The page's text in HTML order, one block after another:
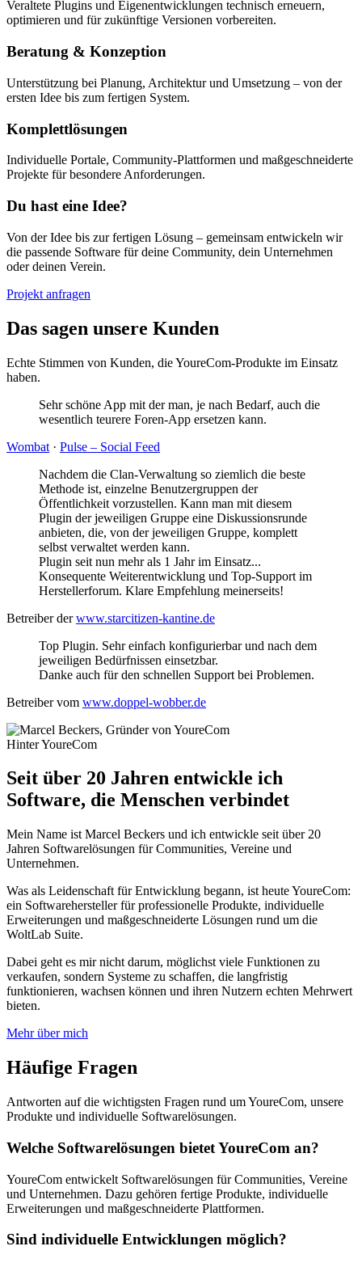
Veraltete Plugins und Eigenentwicklungen technisch erneuern,
optimieren und für zukünftige Versionen vorbereiten.
Beratung & Konzeption
Unterstützung bei Planung, Architektur und Umsetzung – von der
ersten Idee bis zum fertigen System.
Komplettlösungen
Individuelle Portale, Community-Plattformen und maßgeschneiderte
Projekte für besondere Anforderungen.
Du hast eine Idee?
Von der Idee bis zur fertigen Lösung – gemeinsam entwickeln wir
die passende Software für deine Community, dein Unternehmen
oder deinen Verein.
Projekt anfragen
Das sagen unsere Kunden
Echte Stimmen von Kunden, die YoureCom-Produkte im Einsatz
haben.
Sehr schöne App mit der man, je nach Bedarf, auch die
wesentlich teurere Foren-App ersetzen kann.
Wombat · Pulse – Social Feed
Nachdem die Clan-Verwaltung so ziemlich die beste
Methode ist, einzelne Benutzergruppen der
Öffentlichkeit vorzustellen. Kann man mit diesem
Plugin der jeweiligen Gruppe eine Diskussionsrunde
anbieten, die, von der jeweiligen Gruppe, komplett
selbst verwaltet werden kann.
Plugin seit nun mehr als 1 Jahr im Einsatz...
Konsequente Weiterentwicklung und Top-Support im
Herstellerforum. Klare Empfehlung meinerseits!
Betreiber derwww.starcitizen-kantine.de
Top Plugin. Sehr einfach konfigurierbar und nach dem
jeweiligen Bedürfnissen einsetzbar.
Danke auch für den schnellen Support bei Problemen.
Betreiber vom www.doppel-wobber.de
Hinter YoureCom
Seit über 20 Jahren entwickle ich
Software, die Menschen verbindet
Mein Name ist Marcel Beckers und ich entwickle seit über 20
Jahren Softwarelösungen für Communities, Vereine und
Unternehmen.
Was als Leidenschaft für Entwicklung begann, ist heute YoureCom:
ein Softwarehersteller für professionelle Produkte, individuelle
Erweiterungen und maßgeschneiderte Lösungen rund um die
WoltLab Suite.
Dabei geht es mir nicht darum, möglichst viele Funktionen zu
verkaufen, sondern Systeme zu schaffen, die langfristig
funktionieren, wachsen können und ihren Nutzern echten Mehrwert
bieten.
Mehr über mich
Häufige Fragen
Antworten auf die wichtigsten Fragen rund um YoureCom, unsere
Produkte und individuelle Softwarelösungen.
Welche Softwarelösungen bietet YoureCom an?
YoureCom entwickelt Softwarelösungen für Communities, Vereine
und Unternehmen. Dazu gehören fertige Produkte, individuelle
Erweiterungen und maßgeschneiderte Plattformen.
Sind individuelle Entwicklungen möglich?